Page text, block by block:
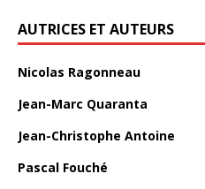
AUTRICES ET AUTEURS
Nicolas Ragonneau
Jean-Marc Quaranta
Jean-Christophe Antoine
Pascal Fouché